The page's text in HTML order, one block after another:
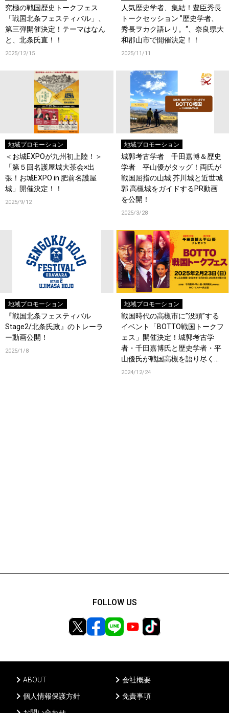
究極の戦国歴史トークフェス
「戦国北条フェスティバル」、
第三弾開催決定！テーマはなん
と、北条氏直！！
2025/12/15
人気歴史学者、集結！豊臣秀長
トークセッション ”歴史学者、
秀長ヲカク語レリ。“、奈良県大
和郡山市で開催決定！！
2025/11/11
地域プロモーション
＜お城EXPOが九州初上陸！＞
「第５回名護屋城大茶会×出
張！お城EXPO in 肥前名護屋
城」開催決定！！
2025/9/12
地域プロモーション
城郭考古学者 千田嘉博＆歴史
学者 平山優がタッグ！両氏が
戦国屈指の山城 芥川城と近世城
郭 高槻城をガイドするPR動画
を公開！
2025/3/28
地域プロモーション
『戦国北条フェスティバル
Stage2/北条氏政』のトレーラ
ー動画公開！
2025/1/8
地域プロモーション
戦国時代の高槻市に”没頭”する
イベント「BOTTO戦国トークフ
ェス」開催決定！城郭考古学
者・千田嘉博氏と歴史学者・平
山優氏が戦国高槻を語り尽くし
ます！！
2024/12/24
ABOUT
会社概要
個人情報保護方針
免責事項
FOLLOW US